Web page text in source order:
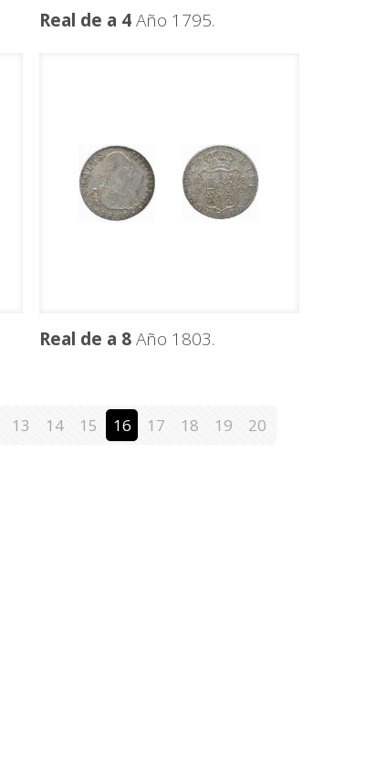
Real de a 4Año 1795.
Real de a 8Año 1803.
13 14 15 16 17 18 19
20